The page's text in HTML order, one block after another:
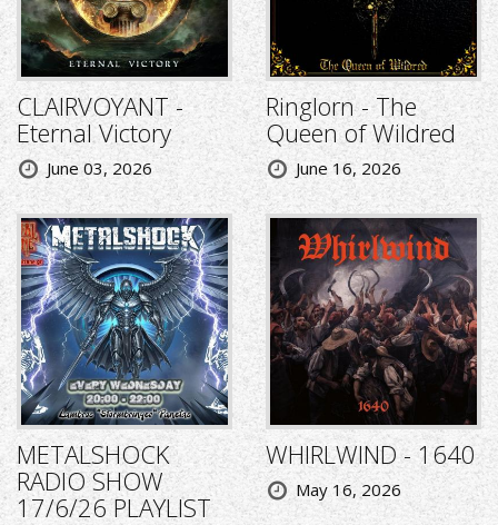
CLAIRVOYANT -
Eternal Victory
June 03, 2026
Ringlorn - The
Queen of Wildred
June 16, 2026
METALSHOCK
RADIO SHOW
17/6/26 PLAYLIST
WHIRLWIND - 1640
May 16, 2026